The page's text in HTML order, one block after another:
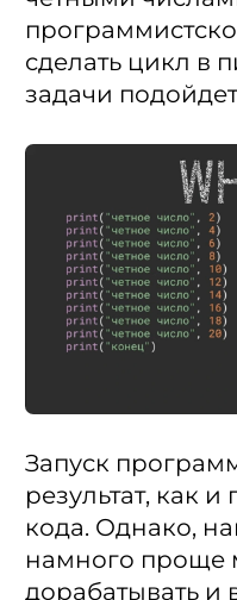
сделать цикл в
задачи
Запуск
результат, как
кода. Однако,
намного проще
дорабатывать и